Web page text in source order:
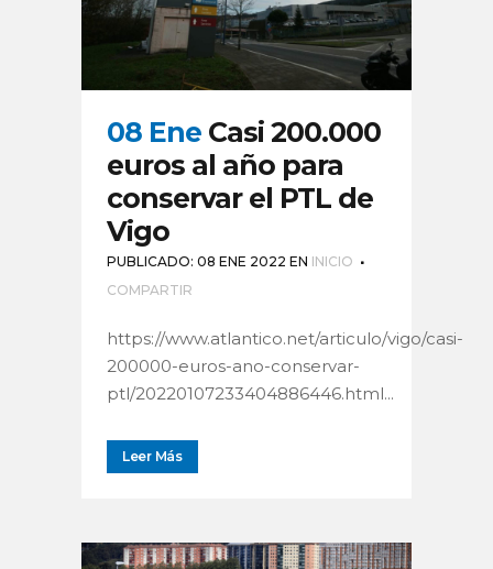
08 Ene Casi 200.000
euros al año para
conservar el PTL de
Vigo
PUBLICADO: 08 ENE 2022 EN INICIO
COMPARTIR
https://www.atlantico.net/articulo/vigo/casi-
200000-euros-ano-conservar-
ptl/20220107233404886446.html...
Leer Más